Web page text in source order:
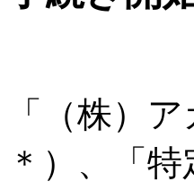
「（株）
＊）、「